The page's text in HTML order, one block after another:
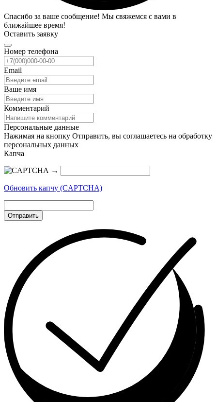
Спасибо за ваше сообщение! Мы свяжемся с вами в
ближайшее время!
Оставить заявку
Номер телефона
Email
Ваше имя
Комментарий
Персональные данные
Нажимая на кнопку Отправить, вы соглашаетесь на обработку
персональных данных
Капча
→
Обновить капчу (CAPTCHA)
Отправить